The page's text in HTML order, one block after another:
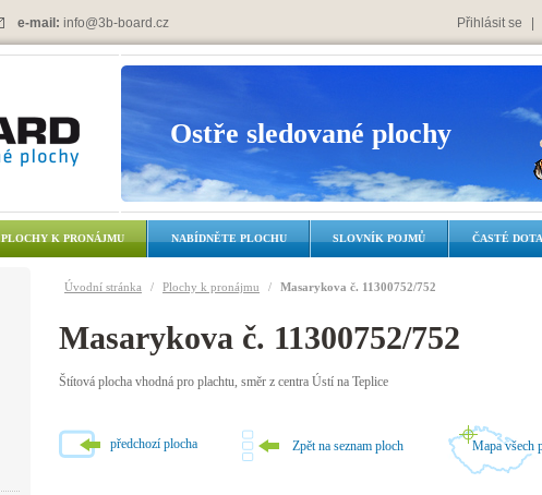
e-mail: info@3b-board.cz Přihlásit se
Ostře sledované plochy
PLOCHY K PRONÁJMU NABÍDNĚTE PLOCHU SLOVNÍK POJMŮ ČASTÉ
Úvodní stránka / Plochy k pronájmu / Masarykova č. 11300752/752
Masarykova č. 11300752/752
Štítová plocha vhodná pro plachtu, směr z centra Ústí na Teplice
předchozí plocha Zpět na seznam ploch Mapa všech